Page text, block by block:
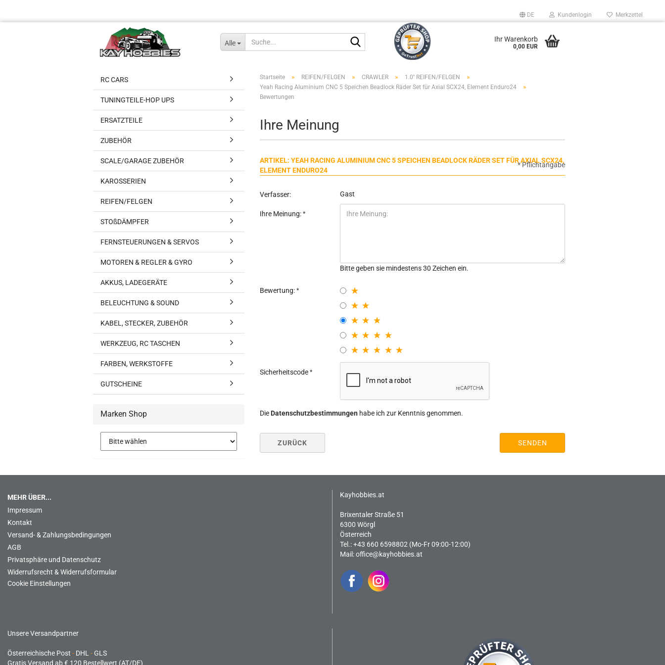
DE Kundenlogin Merkzettel
Alle Ihr Warenkorb
0,00 EUR
Startseite » REIFEN/FELGEN » CRAWLER » 1.0'' REIFEN/FELGEN »
Yeah Racing Aluminium CNC 5 Speichen Beadlock Räder Set für Axial SCX24, Element Enduro24 »
Bewertungen
Ihre Meinung
ARTIKEL: YEAH RACING ALUMINIUM CNC 5 SPEICHEN BEADLOCK RÄDER SET FÜR AXIAL SCX24,
ELEMENT ENDURO24
Verfasser: Gast
Ihre Meinung:
Bitte geben sie mindestens 30 Zeichen ein.
Bewertung:
Sicherheitscode
Die Datenschutzbestimmungen habe ich zur Kenntnis genommen.
ZURÜCK SENDEN
* Pflichtangabe
RC CARS
TUNINGTEILE-HOP UPS
ERSATZTEILE
ZUBEHÖR
SCALE/GARAGE ZUBEHÖR
KAROSSERIEN
REIFEN/FELGEN
STOßDÄMPFER
FERNSTEUERUNGEN & SERVOS
MOTOREN & REGLER & GYRO
AKKUS, LADEGERÄTE
BELEUCHTUNG & SOUND
KABEL, STECKER, ZUBEHÖR
WERKZEUG, RC TASCHEN
FARBEN, WERKSTOFFE
GUTSCHEINE
Marken Shop
MEHR ÜBER...
Impressum
Kontakt
Versand- & Zahlungsbedingungen
AGB
Privatsphäre und Datenschutz
Widerrufsrecht & Widerrufsformular
Cookie Einstellungen
Kayhobbies.at
Brixentaler Straße 51
6300 Wörgl
Österreich
Tel.: +43 660 6598802 (Mo-Fr 09:00-12:00)
Mail:office@kayhobbies.at
Unsere Versandpartner
Österreichische Post - DHL -GLS
Gratis Versand ab € 120 Bestellwert (AT/DE)